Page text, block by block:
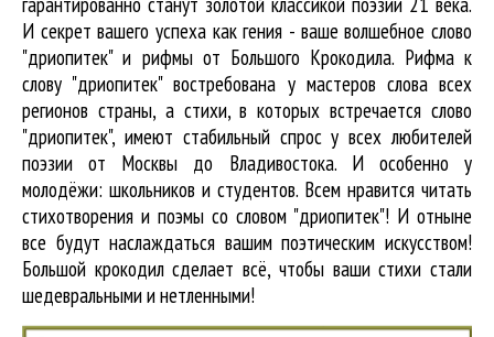
И секрет вашего успеха как гения - ваше волшебное слово
"дриопитек" и рифмы от Большого Крокодила. Рифма к
слову "дриопитек" востребована у мастеров слова всех
регионов страны, а стихи, в которых встречается слово
"дриопитек", имеют стабильный спрос у всех любителей
поэзии от Москвы до Владивостока. И особенно у
молодёжи: школьников и студентов. Всем нравится читать
стихотворения и поэмы со словом "дриопитек"! И отныне
все будут наслаждаться вашим поэтическим искусством!
Большой крокодил cделает всё, чтобы ваши стихи стали
шедевральными и нетленными!